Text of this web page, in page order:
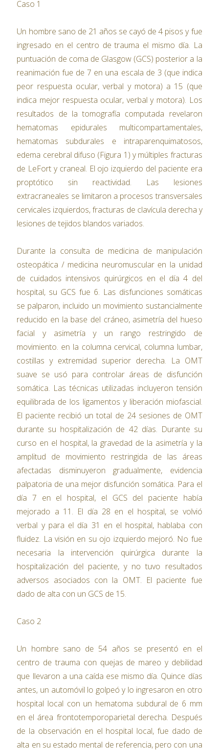
Caso 1
Un hombre sano de 21 años se cayó de 4 pisos y fue
ingresado en el centro de trauma el mismo día. La
puntuación de coma de Glasgow (GCS) posterior a la
reanimación fue de 7 en una escala de 3 (que indica
peor respuesta ocular, verbal y motora) a 15 (que
indica mejor respuesta ocular, verbal y motora). Los
resultados de la tomografía computada revelaron
hematomas epidurales multicompartamentales,
hematomas subdurales e intraparenquimatosos,
edema cerebral difuso (Figura 1) y múltiples fracturas
de LeFort y craneal. El ojo izquierdo del paciente era
proptótico sin reactividad. Las lesiones
extracraneales se limitaron a procesos transversales
cervicales izquierdos, fracturas de clavícula derecha y
lesiones de tejidos blandos variados.
Durante la consulta de medicina de manipulación
osteopática / medicina neuromuscular en la unidad
de cuidados intensivos quirúrgicos en el día 4 del
hospital, su GCS fue 6. Las disfunciones somáticas
se palparon, incluido un movimiento sustancialmente
reducido en la base del cráneo, asimetría del hueso
facial y asimetría y un rango restringido de
movimiento. en la columna cervical, columna lumbar,
costillas y extremidad superior derecha. La OMT
suave se usó para controlar áreas de disfunción
somática. Las técnicas utilizadas incluyeron tensión
equilibrada de los ligamentos y liberación miofascial.
El paciente recibió un total de 24 sesiones de OMT
durante su hospitalización de 42 días. Durante su
curso en el hospital, la gravedad de la asimetría y la
amplitud de movimiento restringida de las áreas
afectadas disminuyeron gradualmente, evidencia
palpatoria de una mejor disfunción somática. Para el
día 7 en el hospital, el GCS del paciente había
mejorado a 11. El día 28 en el hospital, se volvió
verbal y para el día 31 en el hospital, hablaba con
fluidez. La visión en su ojo izquierdo mejoró. No fue
necesaria la intervención quirúrgica durante la
hospitalización del paciente, y no tuvo resultados
adversos asociados con la OMT. El paciente fue
dado de alta con un GCS de 15.
Caso 2
Un hombre sano de 54 años se presentó en el
centro de trauma con quejas de mareo y debilidad
que llevaron a una caída ese mismo día. Quince días
antes, un automóvil lo golpeó y lo ingresaron en otro
hospital local con un hematoma subdural de 6 mm
en el área frontotemporoparietal derecha. Después
de la observación en el hospital local, fue dado de
alta en su estado mental de referencia, pero con una